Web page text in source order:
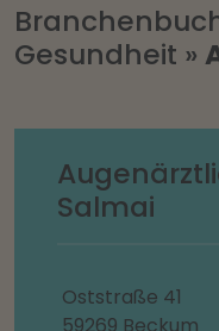
Gesundheit »
Salmai
Oststraße 41